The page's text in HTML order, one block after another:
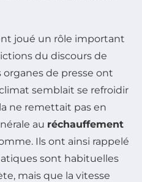
joué un rôle important
du discours de
organes de presse ont
semblait se refroidir
ne remettait pas en
au réchauffement
Ils ont ainsi rappelé
sont habituelles
mais que la vitesse